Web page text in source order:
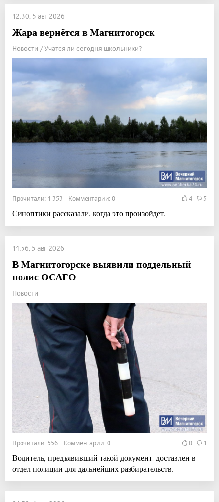
12:30, 5 авг 2026
Жара вернётся в Магнитогорск
Новости / Учатся ли сегодня школьники?
Прочитали: 1 353 Комментарии: 0 4 5
Синоптики рассказали, когда это произойдет.
11:56, 5 авг 2026
В Магнитогорске выявили поддельный
полис ОСАГО
Новости
Прочитали: 556 Комментарии: 0 0 1
Водитель, предъявивший такой документ, доставлен в
отдел полиции для дальнейших разбирательств.